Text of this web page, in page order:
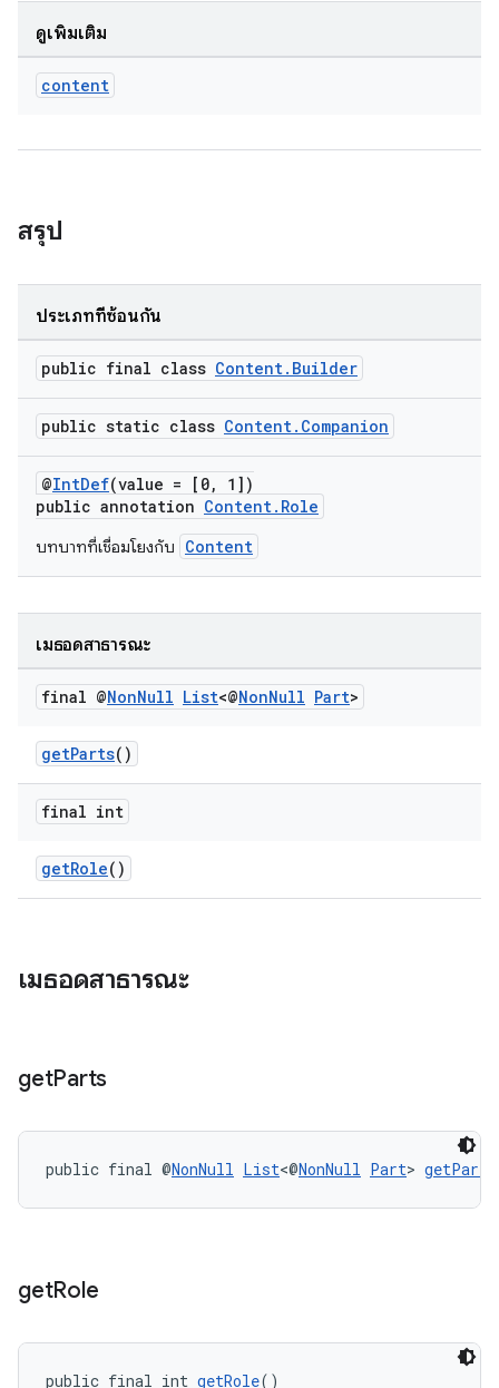
ดูเพิ่มเติม
content
สรุป
ประเภทที่ซ้อนกัน
public final class Content.Builder
public static class Content.Companion
@IntDef(value = [0, 1])
public annotation Content.Role
บทบาทที่เชื่อมโยงกับ Content
เมธอดสาธารณะ
final @NonNull List<@NonNull Part>
getParts()
final int
getRole()
เมธอดสาธารณะ
getParts
public final @NonNull List<@NonNull Part> getParts
getRole
public final int getRole()